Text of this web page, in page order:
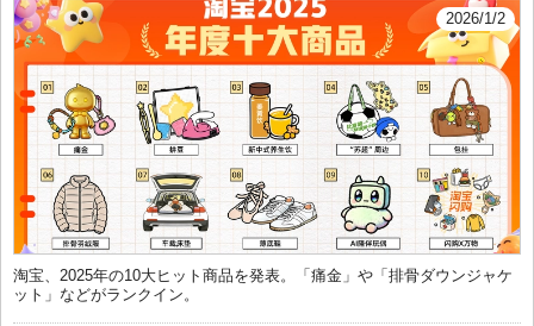
2026/1/2
淘宝、2025年の10大ヒット商品を発表。「痛金」や「排骨ダウンジャケ
ット」などがランクイン。